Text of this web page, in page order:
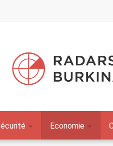
Economie